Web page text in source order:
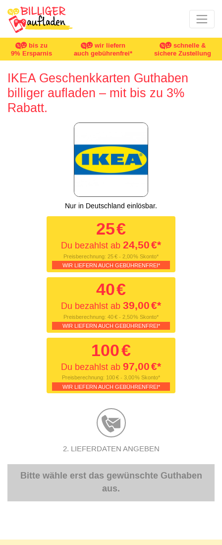
bis zu
9% Ersparnis
wir liefern
auch gebührenfrei*
schnelle &
sichere Zustellung
IKEA Geschenkkarten Guthaben
billiger aufladen – mit bis zu 3%
Rabatt.
Nur in Deutschland einlösbar.
25€
Du bezahlst ab24,50€*
Preisberechnung: 25€ - 2,00% Skonto*
WIR LIEFERN AUCH GEBÜHRENFREI*
40€
Du bezahlst ab39,00€*
Preisberechnung:40€ - 2,50% Skonto*
WIR LIEFERN AUCH GEBÜHRENFREI*
100€
Du bezahlst ab97,00€*
Preisberechnung: 100€ - 3,00% Skonto*
WIR LIEFERN AUCH GEBÜHRENFREI*
2. LIEFERDATEN ANGEBEN
Bitte wähle erst das gewünschte Guthaben
aus.